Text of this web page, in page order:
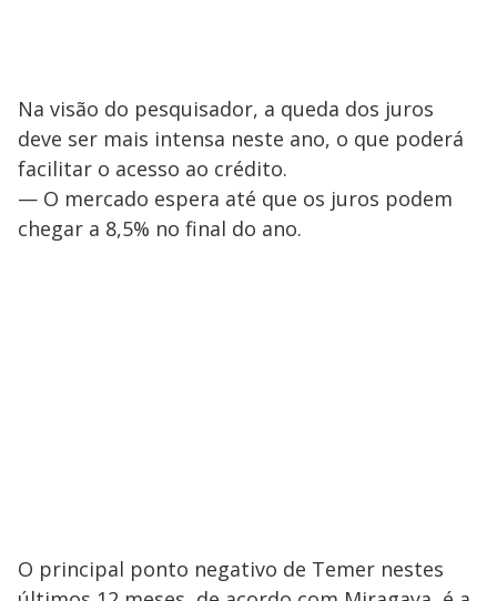
Na visão do pesquisador, a queda dos juros
deve ser mais intensa neste ano, o que poderá
facilitar o acesso ao crédito.
— O mercado espera até que os juros podem
chegar a 8,5% no final do ano.
O principal ponto negativo de Temer nestes